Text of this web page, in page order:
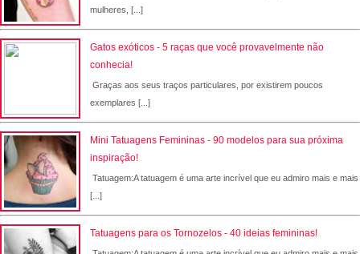
mulheres, [...]
Gatos exóticos - 5 raças que você provavelmente não
conhecia!
Graças aos seus traços particulares, por existirem poucos
exemplares [...]
Mini Tatuagens Femininas - 90 modelos para sua próxima
inspiração!
Tatuagem:A tatuagem é uma arte incrível que eu admiro mais e mais
[...]
Tatuagens para os Tornozelos - 40 ideias femininas!